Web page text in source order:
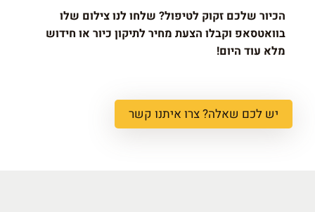
הכיור שלכם זקוק לטיפול? שלחו לנו צילום שלו
בוואטסאפ וקבלו הצעת מחיר לתיקון כיור או חידוש
מלא עוד היום!
יש לכם שאלה? צרו איתנו קשר